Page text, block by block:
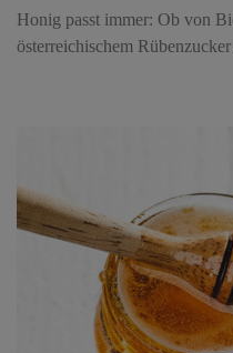
Honig passt immer: Ob von
österreichischem